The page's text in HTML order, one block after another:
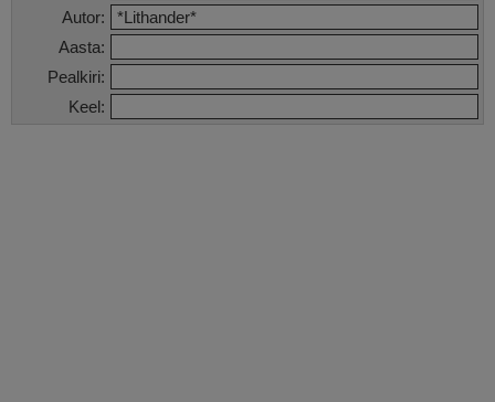
Autor:
Aasta:
Pealkiri:
Keel: